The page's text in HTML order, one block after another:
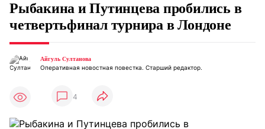
Рыбакина и Путинцева пробились в
четвертьфинал турнира в Лондоне
Айгуль Султанова
Оперативная новостная повестка. Старший редактор.
4